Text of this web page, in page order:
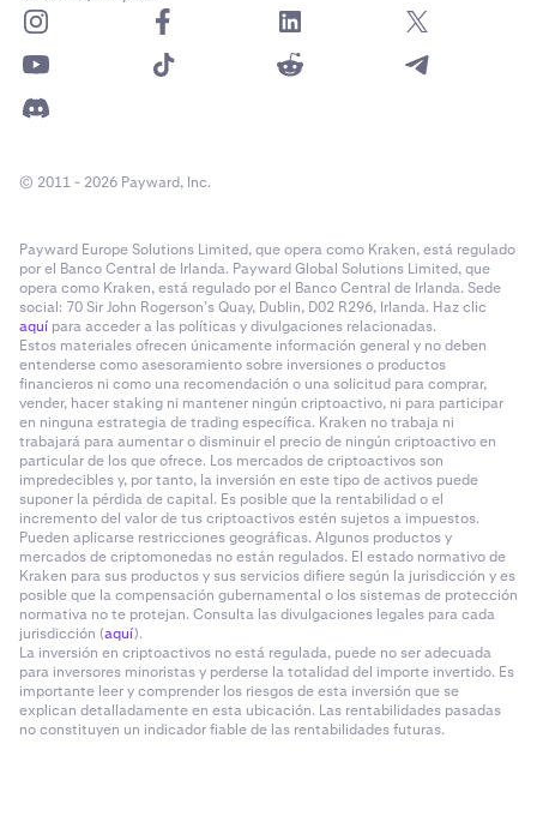
© 2011 - 2026 Payward, Inc.
Payward Europe Solutions Limited, que opera como Kraken, está regulado
por el Banco Central de Irlanda. Payward Global Solutions Limited, que
opera como Kraken, está regulado por el Banco Central de Irlanda. Sede
social: 70 Sir John Rogerson’s Quay, Dublin, D02 R296, Irlanda. Haz clic
aquí para acceder a las políticas y divulgaciones relacionadas.
Estos materiales ofrecen únicamente información general y no deben
entenderse como asesoramiento sobre inversiones o productos
financieros ni como una recomendación o una solicitud para comprar,
vender, hacer staking ni mantener ningún criptoactivo, ni para participar
en ninguna estrategia de trading específica. Kraken no trabaja ni
trabajará para aumentar o disminuir el precio de ningún criptoactivo en
particular de los que ofrece. Los mercados de criptoactivos son
impredecibles y, por tanto, la inversión en este tipo de activos puede
suponer la pérdida de capital. Es posible que la rentabilidad o el
incremento del valor de tus criptoactivos estén sujetos a impuestos.
Pueden aplicarse restricciones geográficas. Algunos productos y
mercados de criptomonedas no están regulados. El estado normativo de
Kraken para sus productos y sus servicios difiere según la jurisdicción y es
posible que la compensación gubernamental o los sistemas de protección
normativa no te protejan. Consulta las divulgaciones legales para cada
jurisdicción (aquí).
La inversión en criptoactivos no está regulada, puede no ser adecuada
para inversores minoristas y perderse la totalidad del importe invertido. Es
importante leer y comprender los riesgos de esta inversión que se
explican detalladamente en esta ubicación. Las rentabilidades pasadas
no constituyen un indicador fiable de las rentabilidades futuras.